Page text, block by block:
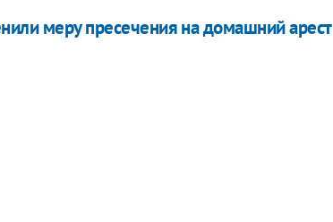
меру пресечения на домашний арест